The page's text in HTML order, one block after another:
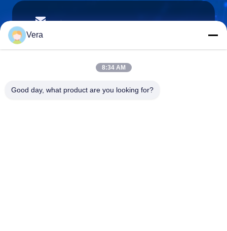
E-mail
Telefoon
Vera
8:34 AM
Good day, what product are you looking for?